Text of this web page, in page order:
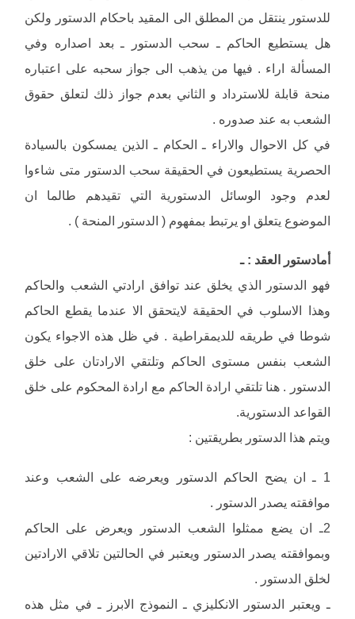
للدستور ينتقل من المطلق الى المقيد باحكام الدستور ولكن
هل يستطيع الحاكم ـ سحب الدستور ـ بعد اصداره وفي
المسألة اراء . فيها من يذهب الى جواز سحبه على اعتباره
منحة قابلة للاسترداد و الثاني بعدم جواز ذلك لتعلق حقوق
الشعب به عند صدوره .
في كل الاحوال والاراء ـ الحكام ـ الذين يمسكون بالسيادة
الحصرية يستطيعون في الحقيقة سحب الدستور متى شاءوا
لعدم وجود الوسائل الدستورية التي تقيدهم طالما ان
الموضوع يتعلق او يرتبط بمفهوم ( الدستور المنحة ) .
أمادستور العقد : ـ
فهو الدستور الذي يخلق عند توافق ارادتي الشعب والحاكم
وهذا الاسلوب في الحقيقة لايتحقق الا عندما يقطع الحاكم
شوطا في طريقه للديمقراطية . في ظل هذه الاجواء يكون
الشعب بنفس مستوى الحاكم وتلتقي الارادتان على خلق
الدستور . هنا تلتقي ارادة الحاكم مع ارادة المحكوم على خلق
القواعد الدستورية.
ويتم هذا الدستور بطريقتين :
1 ـ ان يضح الحاكم الدستور ويعرضه على الشعب وعند
موافقته يصدر الدستور .
2ـ ان يضع ممثلوا الشعب الدستور ويعرض على الحاكم
وبموافقته يصدر الدستور ويعتبر في الحالتين تلاقي الارادتين
لخلق الدستور .
ـ ويعتبر الدستور الانكليزي ـ النموذج الابرز ـ في مثل هذه